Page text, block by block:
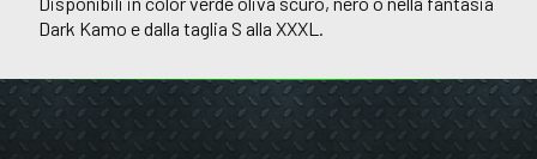
Dark Kamo e dalla taglia S alla XXXL.